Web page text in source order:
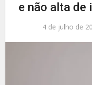
e não alta de
4 de julho de